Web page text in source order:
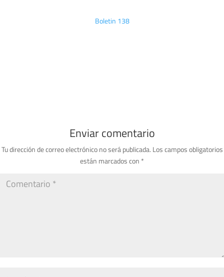
Boletin 138
Enviar comentario
Tu dirección de correo electrónico no será publicada. Los campos obligatorios
están marcados con *